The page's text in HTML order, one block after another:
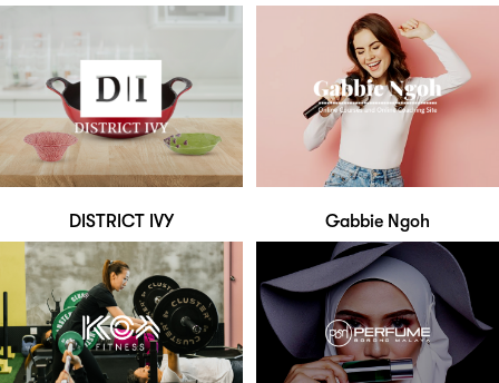
DISTRICT IVY Gabbie Ngoh